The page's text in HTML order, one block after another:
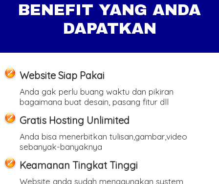
BENEFIT YANG ANDA
DAPATKAN
Website Siap Pakai
Anda gak perlu buang waktu dan pikiran
bagaimana buat desain, pasang fitur dll
Gratis Hosting Unlimited
Anda bisa menerbitkan tulisan,gambar,video
sebanyak-banyaknya
Keamanan Tingkat Tinggi
Website anda sudah menggunakan system